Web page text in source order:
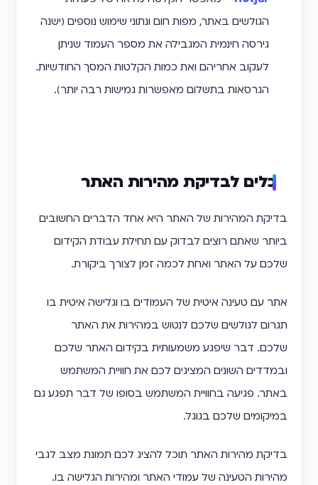
הגולשים באתר, מפות חום ונתוני שימוש נוספים (ישנה
גירסה חינמית המגבילה את מספר העמוד שניתן
לעקוב אחריהם ואת כמות הקלטות המסך החודשיות.
הגרסאות בתשלום מאפשרות גמישות רבה יותר).
כלים לבדיקת מהירות האתר
בדיקת המהירות של האתר היא אחד הדברים החשובים
ביותר שאתם רוצים לבדוק עם תחילת עבודת הקידום
שלכם על האתר ואחת לכמה זמן לצורך ביקורת.
אתר עם טעינה איטית של העמודים בו וגלישה איטית בו
תגרום לגולשים שלכם לנטוש במהירות את האתר
שלכם. דבר שיפגע משמעותית בקידום האתר שלכם
ובמדדים השונים המציגים לכם את חוויית המשתמש
באתר. פגיעה בחוויית המשתמש בסופו של דבר תפגע גם
במיקומים שלכם בגוגל.
בדיקת מהירות האתר תוכל להציג לכם תמונת מצב לגבי
מהירות הטעינה של עמודי האתר ומהירות הגלישה בו.